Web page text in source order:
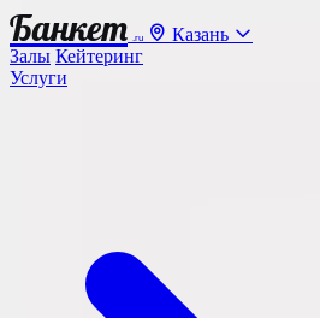
Банкет .ru
Казань
Залы Кейтеринг
Услуги